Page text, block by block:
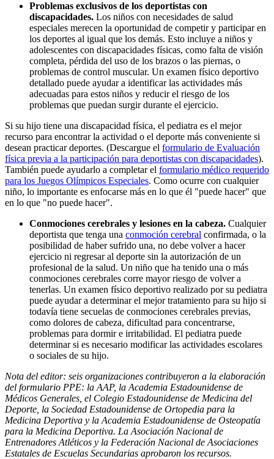
Problemas exclusivos de los deportistas con
discapacidades. Los niños con necesidades de salud
especiales merecen la oportunidad de competir y participar en
los deportes al igual que los demás. Esto incluye a niños y
adolescentes con discapacidades físicas, como falta de visión
completa, pérdida del uso de los brazos o las piernas, o
problemas de control muscular. Un examen físico deportivo
detallado puede ayudar a identificar las actividades más
adecuadas para estos niños y reducir el riesgo de los
problemas que puedan surgir durante el ejercicio.
Si su hijo tiene una discapacidad física, el pediatra es el mejor
recurso para encontrar la actividad o el deporte más conveniente si
desean practicar deportes. (Descargue el formulario de Evaluación
física previa a la participación para deportistas con discapacidades).
También puede ayudarlo a completar el formulario médico requerido
para los Juegos Olímpicos Especiales. Como ocurre con cualquier
niño, lo importante es enfocarse más en lo que él "puede hacer" que
en lo que "no puede hacer".
Conmociones cerebrales y lesiones en la cabeza. Cualquier
deportista que tenga una conmoción cerebral confirmada, o la
posibilidad de haber sufrido una, no debe volver a hacer
ejercicio ni regresar al deporte sin la autorización de un
profesional de la salud. Un niño que ha tenido una o más
conmociones cerebrales corre mayor riesgo de volver a
tenerlas. Un examen físico deportivo realizado por su pediatra
puede ayudar a determinar el mejor tratamiento para su hijo si
todavía tiene secuelas de conmociones cerebrales previas,
como dolores de cabeza, dificultad para concentrarse,
problemas para dormir e irritabilidad. El pediatra puede
determinar si es necesario modificar las actividades escolares
o sociales de su hijo.
Nota del editor: seis organizaciones contribuyeron a la elaboración
del formulario PPE: la AAP, la Academia Estadounidense de
Médicos Generales, el Colegio Estadounidense de Medicina del
Deporte, la Sociedad Estadounidense de Ortopedia para la
Medicina Deportiva y la Academia Estadounidense de Osteopatía
para la Medicina Deportiva. La Asociación Nacional de
Entrenadores Atléticos y la Federación Nacional de Asociaciones
Estatales de Escuelas Secundarias aprobaron los recursos.